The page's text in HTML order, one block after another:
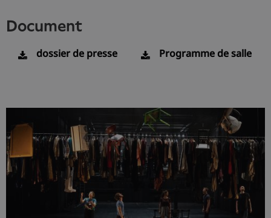
document
dossier de presse Programme de salle